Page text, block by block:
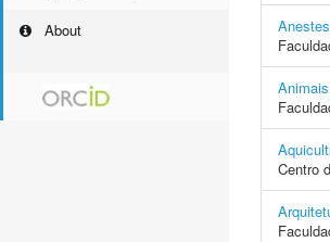
About
Centro